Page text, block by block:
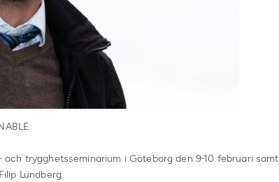
trygghetsseminarium i Göteborg den 9-10 februari samt
Lundberg.